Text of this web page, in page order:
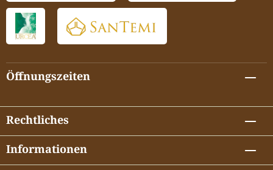
therapeutischen Dosis. Im Gegensatz dazu ist Lithiumorotat
eine organische Verbindung aus Lithium und Orotinsäure. Es wird
häufig als Nahrungsergänzungsmittel angeboten. Als
Nahrungsergänzungsmittel ist Lithiumorotat jedoch
wobei die Orotinsäure selbst zusätzlich positive Effekte auf den
mehr Lithiumorotat einnehmen müsste, um dieselbe Menge an
elementarem Lithium zu erhalten wie aus Lithiumchlorid. Zudem ist
Lithiumorotat deutlich teurer als Lithiumchlorid, das als natürlich
Öffnungszeiten
Rechtliches
Informationen